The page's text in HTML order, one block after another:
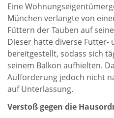
Eine
München verlangte von
Füttern der Tauben auf
Dieser hatte diverse Futter-
bereitgestellt, sodass sich
seinem Balkon aufhielten.
Aufforderung jedoch nicht
auf Unterlassung.
Verstoß gegen die